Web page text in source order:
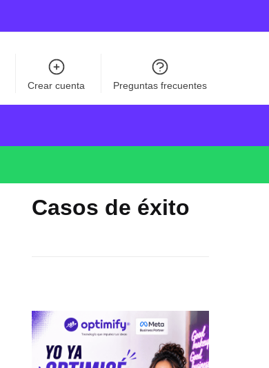
Crear cuenta Preguntas frecuentes
Casos de éxito